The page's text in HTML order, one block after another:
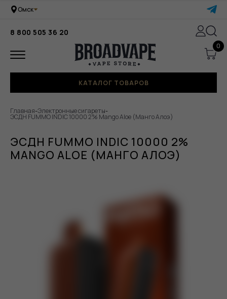
Омск
8 800 505 36 20
0
КАТАЛОГ ТОВАРОВ
Главная-Электронные сигареты-
ЭСДН FUMMO INDIC 10000 2% Mango Aloe (Манго Алоэ)
ЭСДН FUMMO INDIC 10000 2%
MANGO ALOE (МАНГО АЛОЭ)